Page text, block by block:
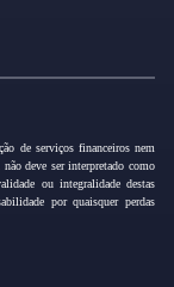
de serviços financeiros nem
deve ser interpretado como
ou integralidade destas
por quaisquer perdas